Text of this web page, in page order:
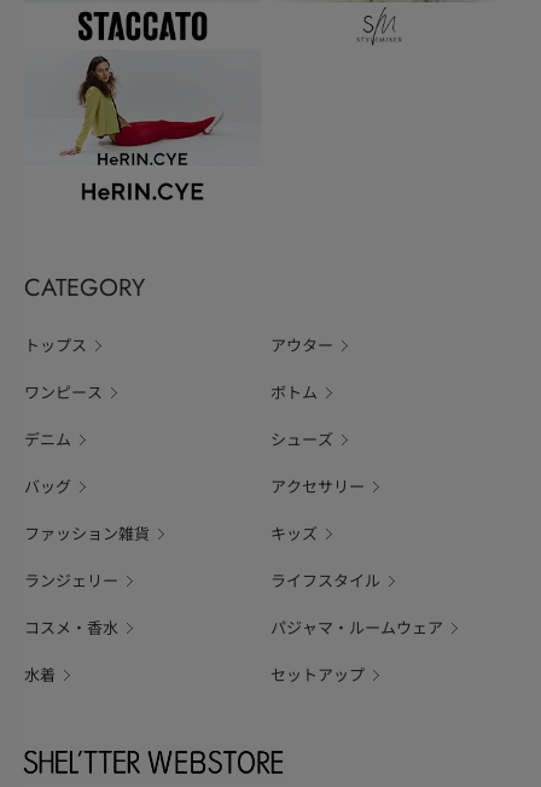
CATEGORY
トップス アウター
ワンピース ボトム
デニム シューズ
バッグ アクセサリー
ファッション雑貨 キッズ
ランジェリー ライフスタイル
コスメ・香水 パジャマ・ルームウェア
水着 セットアップ